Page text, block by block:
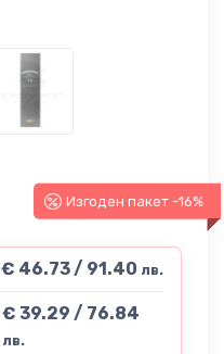
Изгоден пакет -16%
€ 46.73 / 91.40 лв.
€ 39.29 / 76.84
лв.